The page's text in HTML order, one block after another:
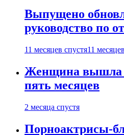
Выпущено
руководство по
11 месяцев спустя11
Женщина вышла
пять месяцев
2 месяца спустя
Порноактрисы-